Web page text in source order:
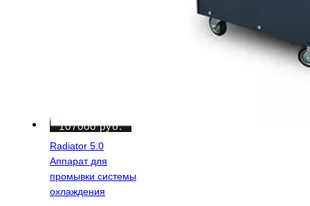
Radiator 5.0
Аппарат для
промывки системы
охлаждения
107000руб.